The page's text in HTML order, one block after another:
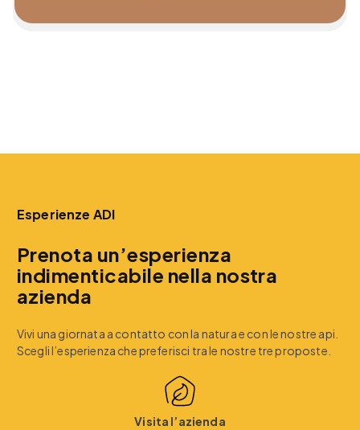
Esperienze ADI
Prenota un’esperienza
indimenticabile nella nostra
azienda
Vivi una giornata a contatto con la natura e con le nostre api.
Scegli l’esperienza che preferisci tra le nostre tre proposte.
Visita l’azienda